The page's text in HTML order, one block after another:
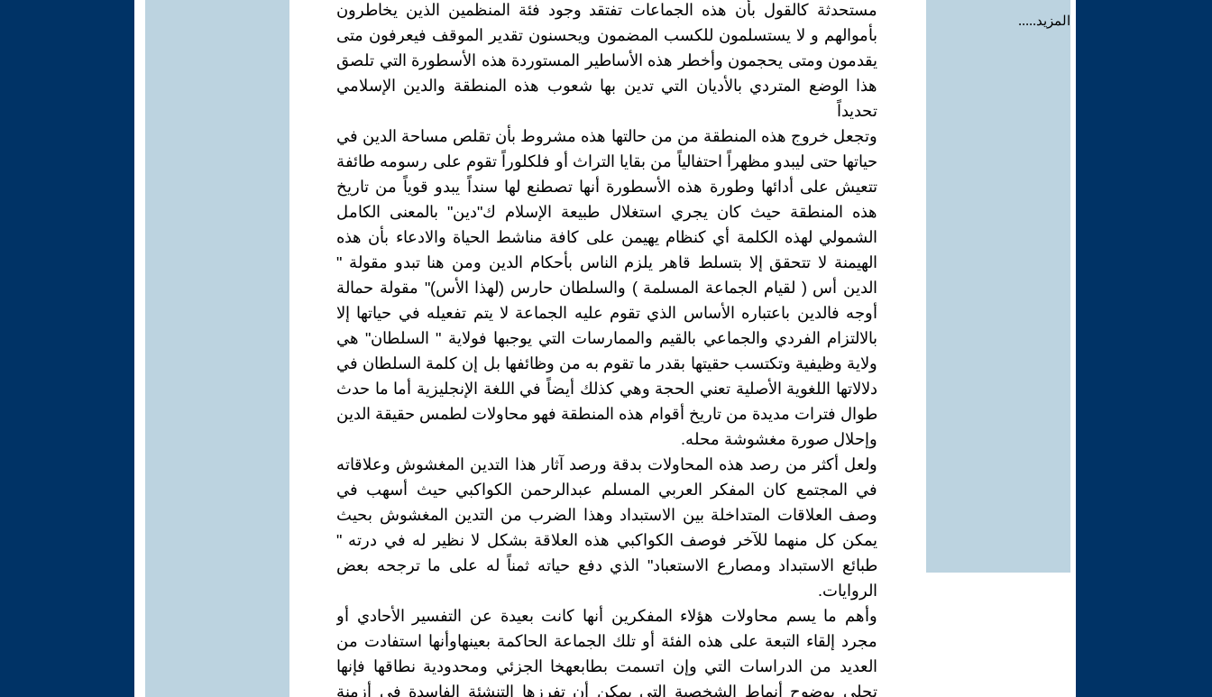
المزيد.....
مستحدثة كالقول بأن هذه الجماعات تفتقد وجود فئة المنظمين الذين يخاطرون
بأموالهم و لا يستسلمون للكسب المضمون ويحسنون تقدير الموقف فيعرفون متى
يقدمون ومتى يحجمون وأخطر هذه الأساطير المستوردة هذه الأسطورة التي تلصق
هذا الوضع المتردي بالأديان التي تدين بها شعوب هذه المنطقة والدين الإسلامي
تحديداً
وتجعل خروج هذه المنطقة من من حالتها هذه مشروط بأن تقلص مساحة الدين في
حياتها حتى ليبدو مظهراً احتفالياً من بقايا التراث أو فلكلوراً تقوم على رسومه طائفة
تتعيش على أدائها وطورة هذه الأسطورة أنها تصطنع لها سنداً يبدو قوياً من تاريخ
هذه المنطقة حيث كان يجري استغلال طبيعة الإسلام ك"دين" بالمعنى الكامل
الشمولي لهذه الكلمة أي كنظام يهيمن على كافة مناشط الحياة والادعاء بأن هذه
الهيمنة لا تتحقق إلا بتسلط قاهر يلزم الناس بأحكام الدين ومن هنا تبدو مقولة "
الدين أس ( لقيام الجماعة المسلمة ) والسلطان حارس (لهذا الأس)" مقولة حمالة
أوجه فالدين باعتباره الأساس الذي تقوم عليه الجماعة لا يتم تفعيله في حياتها إلا
بالالتزام الفردي والجماعي بالقيم والممارسات التي يوجبها فولاية " السلطان" هي
ولاية وظيفية وتكتسب حقيتها بقدر ما تقوم به من وظائفها بل إن كلمة السلطان في
دلالاتها اللغوية الأصلية تعني الحجة وهي كذلك أيضاً في اللغة الإنجليزية أما ما حدث
طوال فترات مديدة من تاريخ أقوام هذه المنطقة فهو محاولات لطمس حقيقة الدين
وإحلال صورة مغشوشة محله.
ولعل أكثر من رصد هذه المحاولات بدقة ورصد آثار هذا التدين المغشوش وعلاقاته
في المجتمع كان المفكر العربي المسلم عبدالرحمن الكواكبي حيث أسهب في
وصف العلاقات المتداخلة بين الاستبداد وهذا الضرب من التدين المغشوش بحيث
يمكن كل منهما للآخر فوصف الكواكبي هذه العلاقة بشكل لا نظير له في درته "
طبائع الاستبداد ومصارع الاستعباد" الذي دفع حياته ثمناً له على ما ترجحه بعض
الروايات.
وأهم ما يسم محاولات هؤلاء المفكرين أنها كانت بعيدة عن التفسير الأحادي أو
مجرد إلقاء التبعة على هذه الفئة أو تلك الجماعة الحاكمة بعينهاوأنها استفادت من
العديد من الدراسات التي وإن اتسمت بطابعهخا الجزئي ومحدودية نطاقها فإنها
تجلي بوضوح أنماط الشخصية التي يمكن أن تفرزها التنشئة الفاسدة في أزمنة